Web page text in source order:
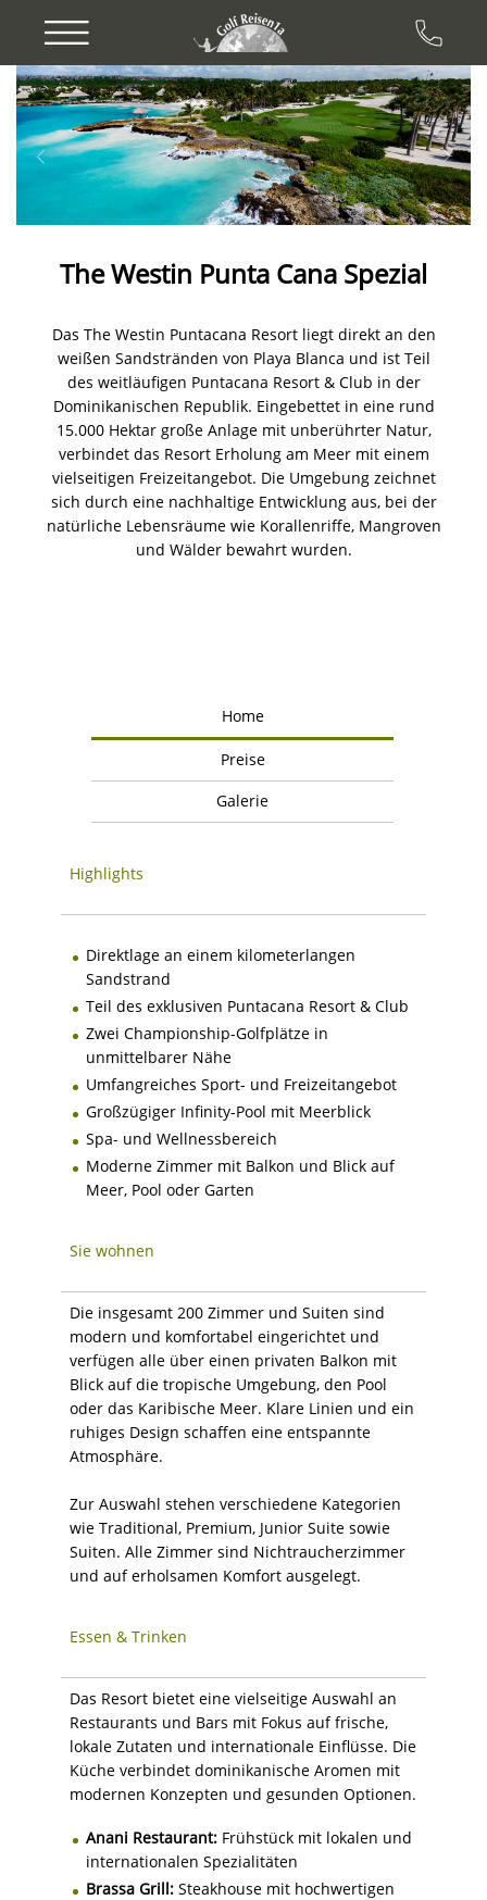
Previous Next
The Westin Punta Cana Spezial
Das The Westin Puntacana Resort liegt direkt an den
weißen Sandstränden von Playa Blanca und ist Teil
des weitläufigen Puntacana Resort & Club in der
Dominikanischen Republik. Eingebettet in eine rund
15.000 Hektar große Anlage mit unberührter Natur,
verbindet das Resort Erholung am Meer mit einem
vielseitigen Freizeitangebot. Die Umgebung zeichnet
sich durch eine nachhaltige Entwicklung aus, bei der
natürliche Lebensräume wie Korallenriffe, Mangroven
und Wälder bewahrt wurden.
Home
Preise
Galerie
Highlights
Direktlage an einem kilometerlangen
Sandstrand
Teil des exklusiven Puntacana Resort & Club
Zwei Championship-Golfplätze in
unmittelbarer Nähe
Umfangreiches Sport- und Freizeitangebot
Großzügiger Infinity-Pool mit Meerblick
Spa- und Wellnessbereich
Moderne Zimmer mit Balkon und Blick auf
Meer, Pool oder Garten
Sie wohnen
Die insgesamt 200 Zimmer und Suiten sind
modern und komfortabel eingerichtet und
verfügen alle über einen privaten Balkon mit
Blick auf die tropische Umgebung, den Pool
oder das Karibische Meer. Klare Linien und ein
ruhiges Design schaffen eine entspannte
Atmosphäre.
Zur Auswahl stehen verschiedene Kategorien
wie Traditional, Premium, Junior Suite sowie
Suiten. Alle Zimmer sind Nichtraucherzimmer
und auf erholsamen Komfort ausgelegt.
Essen & Trinken
Das Resort bietet eine vielseitige Auswahl an
Restaurants und Bars mit Fokus auf frische,
lokale Zutaten und internationale Einflüsse. Die
Küche verbindet dominikanische Aromen mit
modernen Konzepten und gesunden Optionen.
Anani Restaurant: Frühstück mit lokalen und
internationalen Spezialitäten
Brassa Grill: Steakhouse mit hochwertigen